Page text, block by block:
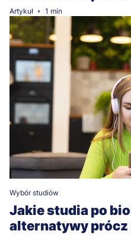
Artykuł 1 min
Wybór studiów
Jakie studia po
alternatywy prócz